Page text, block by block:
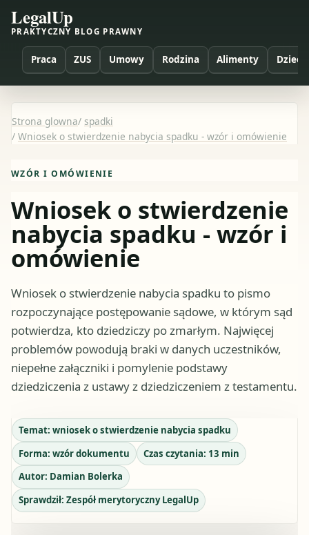
LegalUp
PRAKTYCZNY BLOG PRAWNY
Praca ZUS Umowy Rodzina Alimenty Dzieci
Strona glowna/ spadki
/ Wniosek o stwierdzenie nabycia spadku - wzór i omówienie
WZÓR I OMÓWIENIE
Wniosek o stwierdzenie
nabycia spadku - wzór i
omówienie
Wniosek o stwierdzenie nabycia spadku to pismo
rozpoczynające postępowanie sądowe, w którym sąd
potwierdza, kto dziedziczy po zmarłym. Najwięcej
problemów powodują braki w danych uczestników,
niepełne załączniki i pomylenie podstawy
dziedziczenia z ustawy z dziedziczeniem z testamentu.
Temat: wniosek o stwierdzenie nabycia spadku
Forma: wzór dokumentu Czas czytania: 13 min
Autor: Damian Bolerka
Sprawdził: Zespół merytoryczny LegalUp